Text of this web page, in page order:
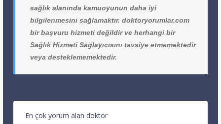
sağlık alanında kamuoyunun daha iyi
bilgilenmesini sağlamaktır. doktoryorumlar.com
bir başvuru hizmeti değildir ve herhangi bir
Sağlık Hizmeti Sağlayıcısını tavsiye etmemektedir
veya desteklememektedir.
En çok yorum alan doktor